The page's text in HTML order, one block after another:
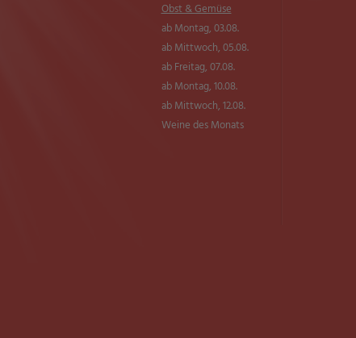
Obst & Gemüse
ab Montag, 03.08.
ab Mittwoch, 05.08.
ab Freitag, 07.08.
ab Montag, 10.08.
ab Mittwoch, 12.08.
Weine des Monats